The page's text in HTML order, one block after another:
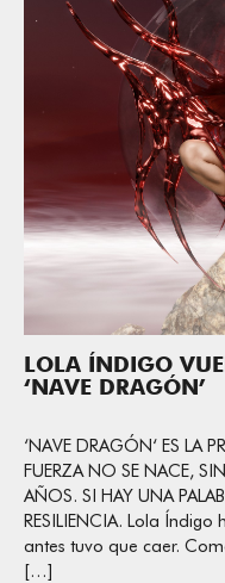
LOLA ÍNDIGO
‘NAVE DRAGÓN’
‘NAVE DRAGÓN‘ ES LA
FUERZA NO SE NACE,
AÑOS. SI HAY UNA
RESILIENCIA. Lola
antes tuvo que caer.
[…]